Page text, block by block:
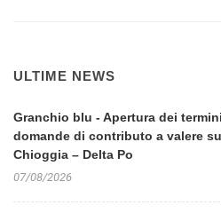
ULTIME NEWS
Granchio blu - Apertura dei
domande di contributo a valere
Chioggia – Delta Po
07/08/2026